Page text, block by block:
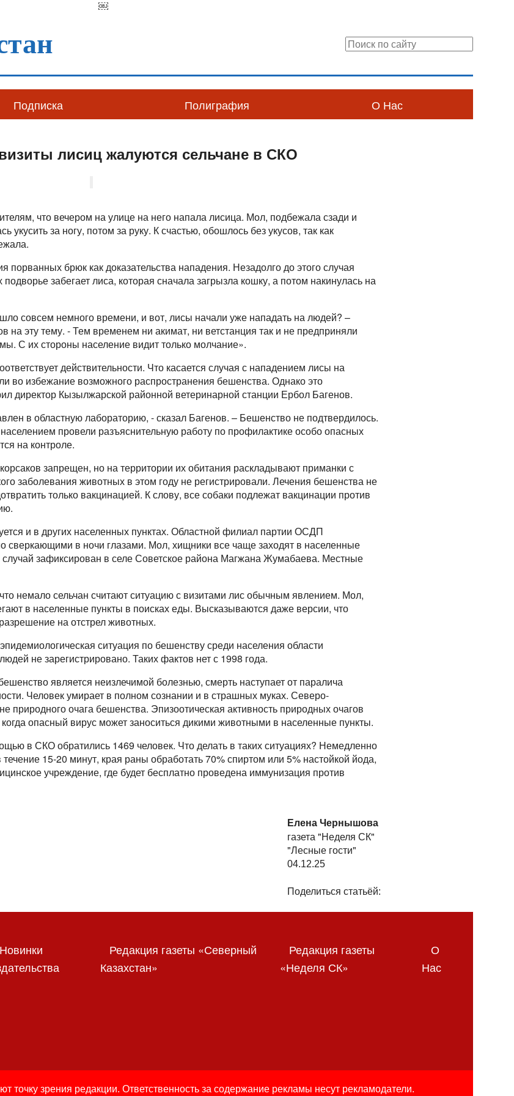
￼
Подписка Полиграфия О Нас
лисиц жалуются сельчане в СКО
что вечером на улице на него напала лисица. Мол, подбежала сзади и
укусить за ногу, потом за руку. К счастью, обошлось без укусов, так как
брюк как доказательства нападения. Незадолго до этого случая
забегает лиса, которая сначала загрызла кошку, а потом накинулась на
совсем немного времени, и вот, лисы начали уже нападать на людей? –
на эту тему. - Тем временем ни акимат, ни ветстанция так и не предприняли
С их стороны население видит только молчание».
действительности. Что касается случая с нападением лисы на
во избежание возможного распространения бешенства. Однако это
директор Кызылжарской районной ветеринарной станции Ербол Багенов.
в областную лабораторию, - сказал Багенов. – Бешенство не подтвердилось.
провели разъяснительную работу по профилактике особо опасных
на контроле.
запрещен, но на территории их обитания раскладывают приманки с
заболевания животных в этом году не регистрировали. Лечения бешенства не
только вакцинацией. К слову, все собаки подлежат вакцинации против
и в других населенных пунктах. Областной филиал партии ОСДП
сверкающими в ночи глазами. Мол, хищники все чаще заходят в населенные
зафиксирован в селе Советское района Магжана Жумабаева. Местные
немало сельчан считают ситуацию с визитами лис обычным явлением. Мол,
в населенные пункты в поисках еды. Высказываются даже версии, что
на отстрел животных.
ситуация по бешенству среди населения области
не зарегистрировано. Таких фактов нет с 1998 года.
является неизлечимой болезнью, смерть наступает от паралича
Человек умирает в полном сознании и в страшных муках. Северо-
природного очага бешенства. Эпизоотическая активность природных очагов
опасный вирус может заноситься дикими животными в населенные пункты.
в СКО обратились 1469 человек. Что делать в таких ситуациях? Немедленно
15-20 минут, края раны обработать 70% спиртом или 5% настойкой йода,
учреждение, где будет бесплатно проведена иммунизация против
Елена Чернышова
газета "Неделя СК"
"Лесные гости"
04.12.25
Поделиться статьёй:
Новинки
Редакция газеты «Северный
Казахстан»
Редакция газеты
«Неделя СК»
О
Нас
точку зрения редакции. Ответственность за содержание рекламы несут рекламодатели.